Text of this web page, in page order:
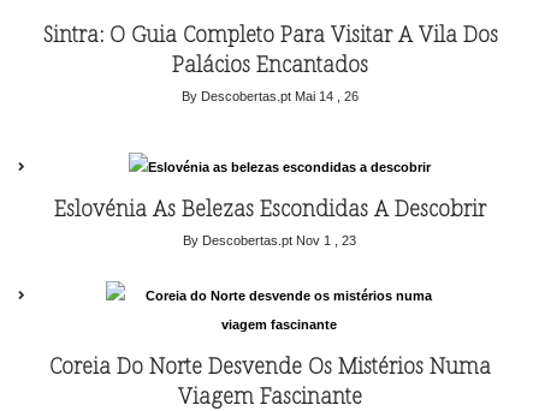
Sintra: O Guia Completo Para Visitar A Vila Dos
Palácios Encantados
By Descobertas.pt Mai 14 , 26
Eslovénia As Belezas Escondidas A Descobrir
By Descobertas.pt Nov 1 , 23
Coreia Do Norte Desvende Os Mistérios Numa
Viagem Fascinante